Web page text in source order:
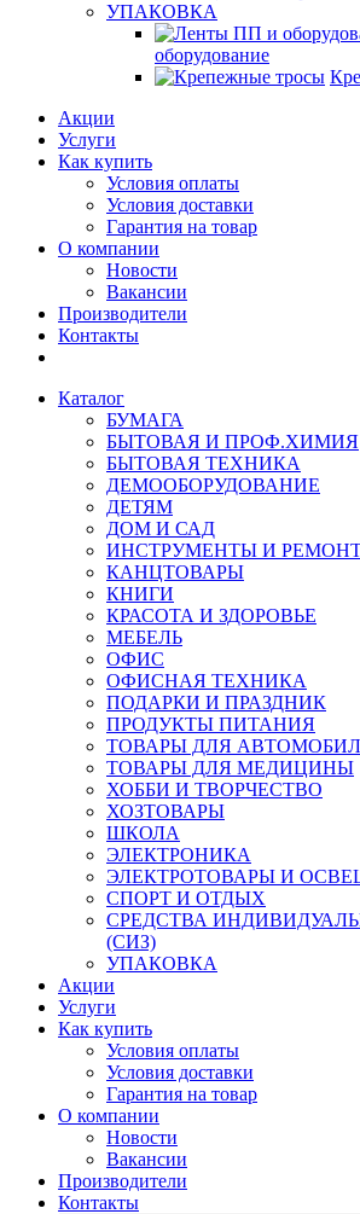
УПАКОВКА
оборудование
Акции
Услуги
Как купить
Условия оплаты
Условия доставки
Гарантия на товар
О компании
Новости
Вакансии
Производители
Контакты
Каталог
БУМАГА
БЫТОВАЯ И ПРОФ.ХИМИЯ
БЫТОВАЯ ТЕХНИКА
ДЕМООБОРУДОВАНИЕ
ДЕТЯМ
ДОМ И САД
ИНСТРУМЕНТЫ И
КАНЦТОВАРЫ
КНИГИ
КРАСОТА И ЗДОРОВЬЕ
МЕБЕЛЬ
ОФИС
ОФИСНАЯ ТЕХНИКА
ПОДАРКИ И ПРАЗДНИК
ПРОДУКТЫ ПИТАНИЯ
ТОВАРЫ ДЛЯ
ТОВАРЫ ДЛЯ МЕДИЦИНЫ
ХОББИ И ТВОРЧЕСТВО
ХОЗТОВАРЫ
ШКОЛА
ЭЛЕКТРОНИКА
ЭЛЕКТРОТОВАРЫ И
СПОРТ И ОТДЫХ
СРЕДСТВА
(СИЗ)
УПАКОВКА
Акции
Услуги
Как купить
Условия оплаты
Условия доставки
Гарантия на товар
О компании
Новости
Вакансии
Производители
Контакты